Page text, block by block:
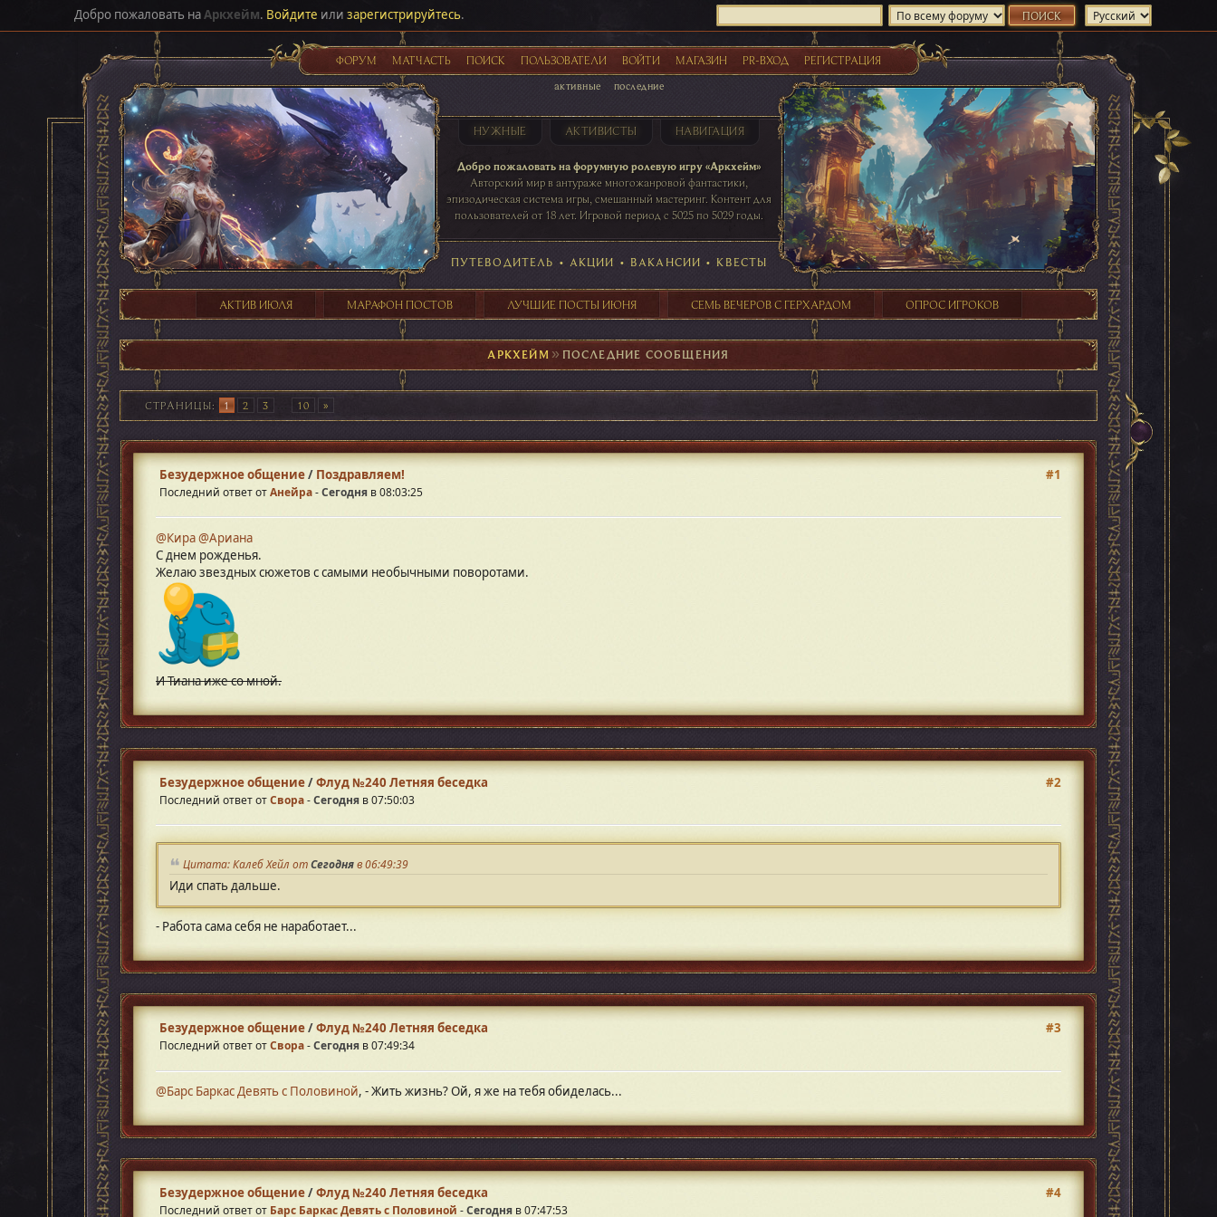
Добро пожаловать наАркхейм. Войдите или зарегистрируйтесь.
ФОРУМ МАТЧАСТЬ ПОИСК ПОЛЬЗОВАТЕЛИ ВОЙТИ МАГАЗИН PR-ВХОД РЕГИСТРАЦИЯ
активные последние
НУЖНЫЕ АКТИВИСТЫ НАВИГАЦИЯ
Добро пожаловать на форумную ролевую игру «Аркхейм»
Авторский мир в антураже многожанровой фантастики,
эпизодическая система игры, смешанный мастеринг. Контент для
пользователей от 18 лет. Игровой период с 5025 по 5029 годы.
таблице игровой активности
41 ПОСТОВ 31 ПОСТОВ 29 ПОСТОВ 24 ПОСТОВ
ПУТЕВОДИТЕЛЬ • АКЦИИ • ВАКАНСИИ • КВЕСТЫ
АКТИВ ИЮЛЯ МАРАФОН ПОСТОВ ЛУЧШИЕ ПОСТЫ ИЮНЯ СЕМЬ ВЕЧЕРОВ С ГЕРХАРДОМ ОПРОС ИГРОКОВ
АРКХЕЙМ ►ПОСЛЕДНИЕ СООБЩЕНИЯ
СТРАНИЦЫ 1 2 3 10
#1
Безудержное общение/ Поздравляем!
Последний ответ отАнейра-Сегодня в 08:03:25
@Кира@Ариана
С днем рожденья.
Желаю звездных сюжетов с самыми необычными поворотами.
И Тиана иже со мной.
#2
Безудержное общение/Флуд №240 Летняя беседка
Последний ответ отСвора-Сегодня в 07:50:03
Цитата: Калеб Хейл отСегодняв 06:49:39
Иди спать дальше.
- Работа сама себя не наработает...
#3
Безудержное общение/Флуд №240 Летняя беседка
Последний ответ отСвора-Сегодня в 07:49:34
@Барс Баркас Девять с Половиной, - Жить жизнь? Ой, я же на тебя обиделась...
#4
Безудержное общение/Флуд №240 Летняя беседка
Последний ответ от Барс Баркас Девять с Половиной -Сегодня в 07:47:53